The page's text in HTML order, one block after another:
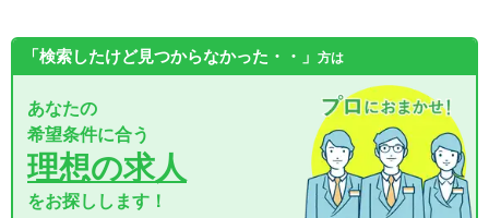
「検索したけど見つからなかった・・」 方は
あなたの
希望条件に合う
理想の求人
をお探しします！